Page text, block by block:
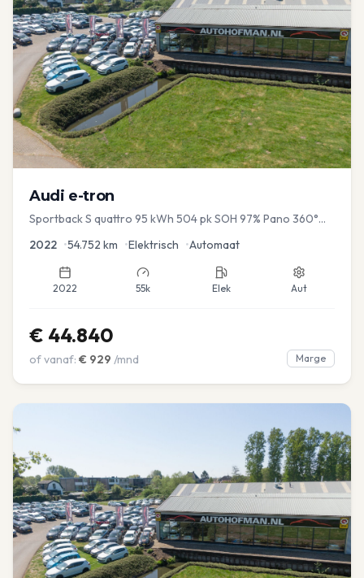
Audi e-tron
Sportback S quattro 95 kWh 504 pk SOH 97% Pano 360°
2022 •54.752 km •Elektrisch •Automaat
2022 55k Elek Aut
€ 44.840
of vanaf: € 929 /mnd Marge